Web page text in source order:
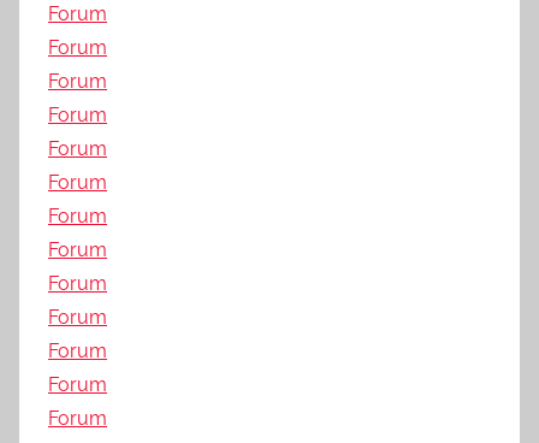
Forum
Forum
Forum
Forum
Forum
Forum
Forum
Forum
Forum
Forum
Forum
Forum
Forum